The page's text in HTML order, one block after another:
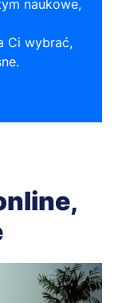
naukowe,
Ci wybrać,